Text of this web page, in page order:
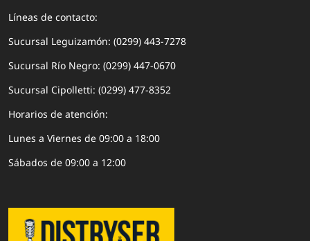
Líneas de contacto:
Sucursal Leguizamón: (0299) 443-7278
Sucursal Río Negro: (0299) 447-0670
Sucursal Cipolletti: (0299) 477-8352
Horarios de atención:
Lunes a Viernes de 09:00 a 18:00
Sábados de 09:00 a 12:00